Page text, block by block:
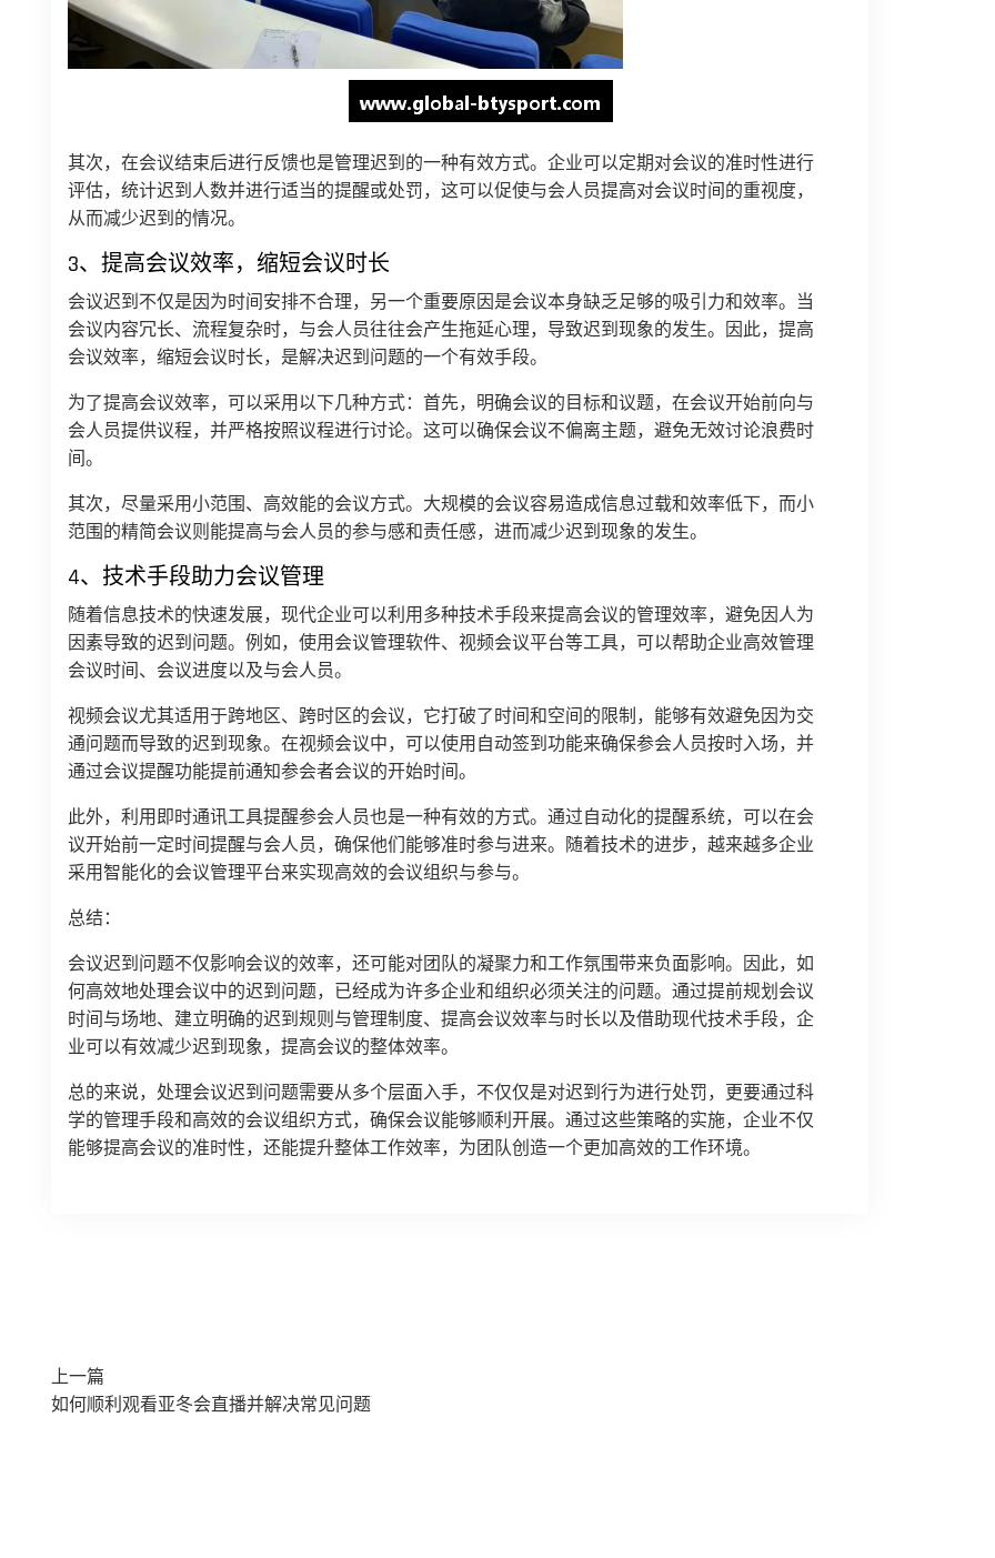
其次，在会议结束后进行反馈也是管理迟到的一种有效方式。企业可以定期对会议的准时性进行
评估，统计迟到人数并进行适当的提醒或处罚，这可以促使与会人员提高对会议时间的重视度，
从而减少迟到的情况。
3、提高会议效率，缩短会议时长
会议迟到不仅是因为时间安排不合理，另一个重要原因是会议本身缺乏足够的吸引力和效率。当
会议内容冗长、流程复杂时，与会人员往往会产生拖延心理，导致迟到现象的发生。因此，提高
会议效率，缩短会议时长，是解决迟到问题的一个有效手段。
为了提高会议效率，可以采用以下几种方式：首先，明确会议的目标和议题，在会议开始前向与
会人员提供议程，并严格按照议程进行讨论。这可以确保会议不偏离主题，避免无效讨论浪费时
间。
其次，尽量采用小范围、高效能的会议方式。大规模的会议容易造成信息过载和效率低下，而小
范围的精简会议则能提高与会人员的参与感和责任感，进而减少迟到现象的发生。
4、技术手段助力会议管理
随着信息技术的快速发展，现代企业可以利用多种技术手段来提高会议的管理效率，避免因人为
因素导致的迟到问题。例如，使用会议管理软件、视频会议平台等工具，可以帮助企业高效管理
会议时间、会议进度以及与会人员。
视频会议尤其适用于跨地区、跨时区的会议，它打破了时间和空间的限制，能够有效避免因为交
通问题而导致的迟到现象。在视频会议中，可以使用自动签到功能来确保参会人员按时入场，并
通过会议提醒功能提前通知参会者会议的开始时间。
此外，利用即时通讯工具提醒参会人员也是一种有效的方式。通过自动化的提醒系统，可以在会
议开始前一定时间提醒与会人员，确保他们能够准时参与进来。随着技术的进步，越来越多企业
采用智能化的会议管理平台来实现高效的会议组织与参与。
总结：
会议迟到问题不仅影响会议的效率，还可能对团队的凝聚力和工作氛围带来负面影响。因此，如
何高效地处理会议中的迟到问题，已经成为许多企业和组织必须关注的问题。通过提前规划会议
时间与场地、建立明确的迟到规则与管理制度、提高会议效率与时长以及借助现代技术手段，企
业可以有效减少迟到现象，提高会议的整体效率。
总的来说，处理会议迟到问题需要从多个层面入手，不仅仅是对迟到行为进行处罚，更要通过科
学的管理手段和高效的会议组织方式，确保会议能够顺利开展。通过这些策略的实施，企业不仅
能够提高会议的准时性，还能提升整体工作效率，为团队创造一个更加高效的工作环境。
上一篇
如何顺利观看亚冬会直播并解决常见问题